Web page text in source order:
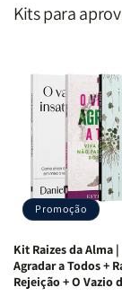
Kits para
Promoção
Kit Raizes da Alma
Agradar a Todos +
Rejeição + O Vazio